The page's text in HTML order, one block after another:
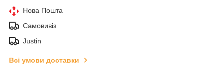
Нова Пошта
Самовивіз
Justin
Всі умови доставки